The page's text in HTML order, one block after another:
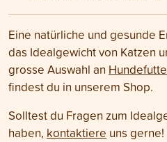
Eine natürliche und gesunde
das Idealgewicht von Katzen
grosse Auswahl an
findest du in unserem Shop.
Solltest du Fragen zum
haben, kontaktiere uns gerne!